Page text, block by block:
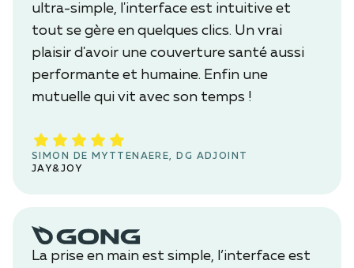
ultra-simple, l'interface est intuitive et
tout se gère en quelques clics. Un vrai
plaisir d'avoir une couverture santé aussi
performante et humaine. Enfin une
mutuelle qui vit avec son temps !
SIMON DE MYTTENAERE, DG ADJOINT
JAY&JOY
La prise en main est simple, l’interface est